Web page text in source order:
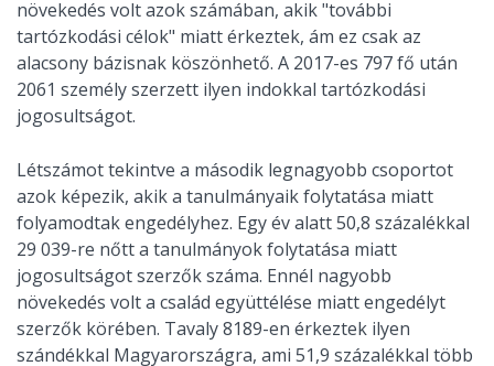
növekedés volt azok számában, akik "további
tartózkodási célok" miatt érkeztek, ám ez csak az
alacsony bázisnak köszönhető. A 2017-es 797 fő után
2061 személy szerzett ilyen indokkal tartózkodási
jogosultságot.
Létszámot tekintve a második legnagyobb csoportot
azok képezik, akik a tanulmányaik folytatása miatt
folyamodtak engedélyhez. Egy év alatt 50,8 százalékkal
29 039-re nőtt a tanulmányok folytatása miatt
jogosultságot szerzők száma. Ennél nagyobb
növekedés volt a család együttélése miatt engedélyt
szerzők körében. Tavaly 8189-en érkeztek ilyen
szándékkal Magyarországra, ami 51,9 százalékkal több